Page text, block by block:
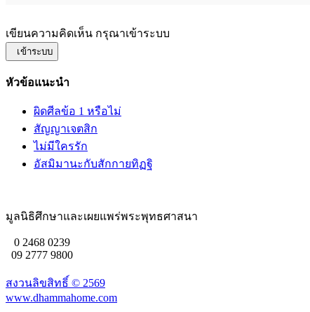
เขียนความคิดเห็น กรุณาเข้าระบบ
เข้าระบบ
หัวข้อแนะนำ
ผิดศีลข้อ 1 หรือไม่
สัญญาเจตสิก
ไม่มีใครรัก
อัสมิมานะกับสักกายทิฏฐิ
มูลนิธิศึกษาและเผยแพร่พระพุทธศาสนา
0 2468 0239
09 2777 9800
สงวนลิขสิทธิ์ © 2569
www.dhammahome.com